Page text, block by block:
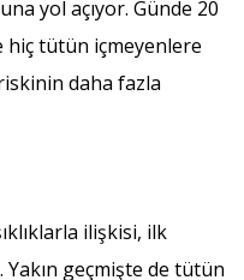
yol açıyor. Günde 20
hiç tütün içmeyenlere
daha fazla
ilişkisi, ilk
geçmişte de tütün